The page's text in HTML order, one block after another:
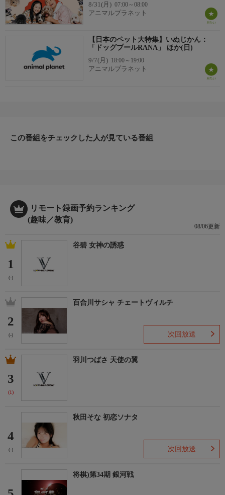
8/31(月) 07:00～08:00
アニマルプラネット
【日本のペット大特集】いぬじかん：
「ドッグプールRANA」 ほか(日)
9/7(月) 18:00～19:00
アニマルプラネット
この番組をチェックした人が見ている番組
リモート録画予約ランキング
(趣味／教育)
08/06更新
1
(-)
谷碧 女神の誘惑
2
(-)
百合川サシャ チェートヴィルチ
次回放送
3
(1)
羽川つばさ 天使の翼
4
(-)
秋田そな 初恋ソナタ
次回放送
将棋)第34期 銀河戦